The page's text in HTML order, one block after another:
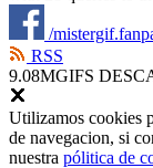
/
RSS
9.08MGIFS
Utilizamos cookies
de navegacion, si
nuestra pólitica de